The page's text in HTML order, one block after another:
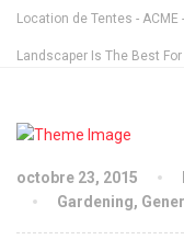
Location de Tentes - ACME
Landscaper Is The Best
octobre 23, 2015
Gardening,